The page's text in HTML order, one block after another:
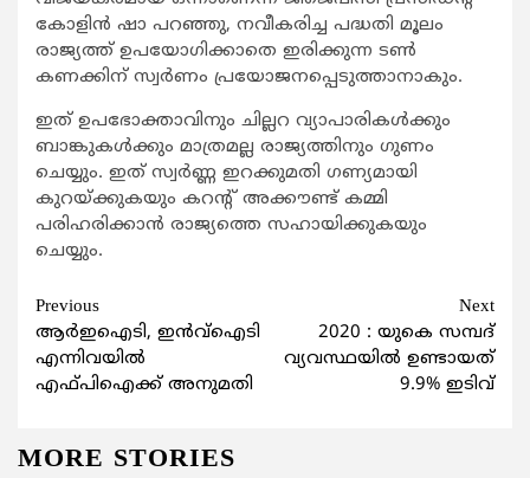
കോളിന്‍ ഷാ പറഞ്ഞു, നവീകരിച്ച പദ്ധതി മൂലം
രാജ്യത്ത് ഉപയോഗിക്കാതെ ഇരിക്കുന്ന ടണ്‍
കണക്കിന് സ്വര്‍ണം പ്രയോജനപ്പെടുത്താനാകും.
ഇത് ഉപഭോക്താവിനും ചില്ലറ വ്യാപാരികള്‍ക്കും
ബാങ്കുകള്‍ക്കും മാത്രമല്ല രാജ്യത്തിനും ഗുണം
ചെയ്യും. ഇത് സ്വര്‍ണ്ണ ഇറക്കുമതി ഗണ്യമായി
കുറയ്ക്കുകയും കറന്‍റ് അക്കൗണ്ട് കമ്മി
പരിഹരിക്കാന്‍ രാജ്യത്തെ സഹായിക്കുകയും
ചെയ്യും.
Continue
Reading
Previous
ആര്‍ഇഐടി, ഇന്‍വ്ഐടി
എന്നിവയില്‍
എഫ്പിഐക്ക് അനുമതി
Next
2020 : യുകെ സമ്പദ്
വ്യവസ്ഥയില്‍ ഉണ്ടായത്
9.9% ഇടിവ്
MORE STORIES